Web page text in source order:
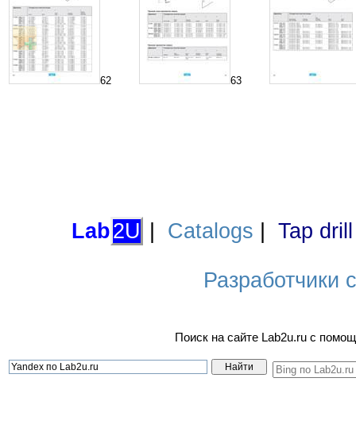
62 63
Lab2U Catalogs Tap
Разработчики
Поиск на сайте Lab2u.ru с